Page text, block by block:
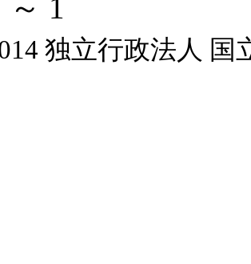
～ 1
独立行政法人 国